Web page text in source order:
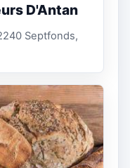
D'Antan
Septfonds,